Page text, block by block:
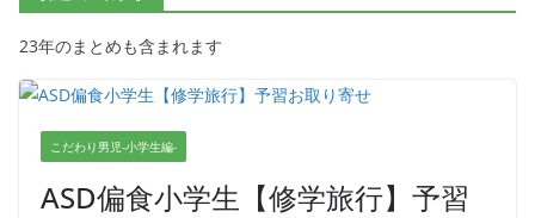
23年のまとめも含まれます
こだわり男児-小学生編-
ASD偏食小学生【修学旅行】予習